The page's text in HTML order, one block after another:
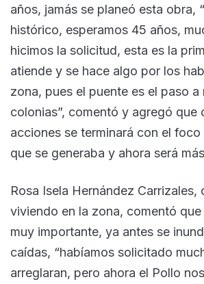
años, jamás se planeó esta obra,
histórico, esperamos 45 años,
hicimos la solicitud, esta es la
atiende y se hace algo por los
zona, pues el puente es el paso a
colonias”, comentó y agregó que
acciones se terminará con el
que se generaba y ahora será
Rosa Isela Hernández Carrizales,
viviendo en la zona, comentó
muy importante, ya antes se
caídas, “habíamos solicitado
arreglaran, pero ahora el Pollo